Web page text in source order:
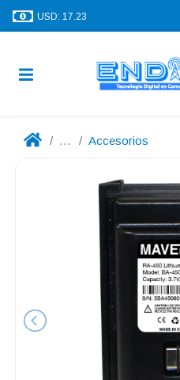
USD: 17.23
... Accesorios